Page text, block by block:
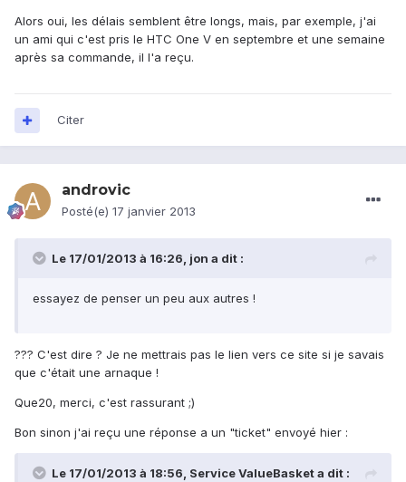
Alors oui, les délais semblent être longs, mais, par exemple, j'ai
un ami qui c'est pris le HTC One V en septembre et une semaine
après sa commande, il l'a reçu.
Citer
androvic
Posté(e) 17 janvier 2013
Le 17/01/2013 à 16:26, jon a dit :
essayez de penser un peu aux autres !
??? C'est dire ? Je ne mettrais pas le lien vers ce site si je savais
que c'était une arnaque !
Que20, merci, c'est rassurant ;)
Bon sinon j'ai reçu une réponse a un "ticket" envoyé hier :
Le 17/01/2013 à 18:56, Service ValueBasket a dit :